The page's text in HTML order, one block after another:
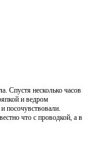
Спустя несколько часов
и ведром
посочувствовали.
что с проводкой, а в